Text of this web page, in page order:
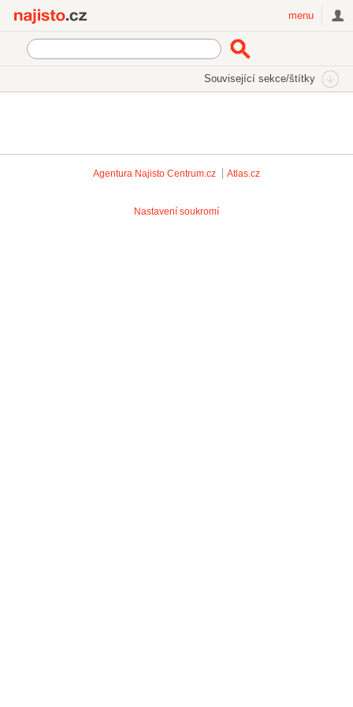
menu
Související sekce/štítky
Agentura Najisto Centrum.cz Atlas.cz
Nastavení soukromí